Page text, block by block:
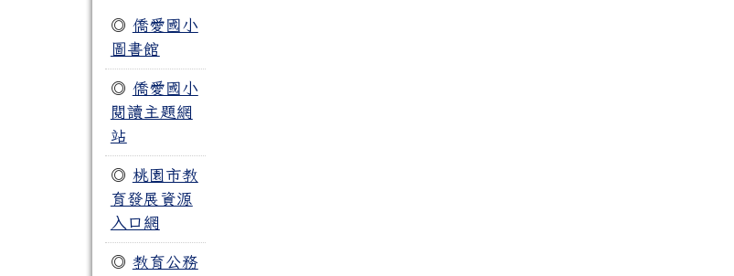
◎ 僑愛國小
圖書館
◎ 僑愛國小
閱讀主題網
站
◎ 桃園市教
育發展資源
入口網
◎ 教育公務